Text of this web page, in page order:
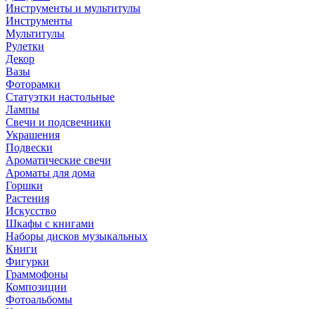
Инструменты и мультитулы
Инструменты
Мультитулы
Рулетки
Декор
Вазы
Фоторамки
Статуэтки настольные
Лампы
Свечи и подсвечники
Украшения
Подвески
Ароматические свечи
Ароматы для дома
Горшки
Растения
Искусство
Шкафы с книгами
Наборы дисков музыкальных
Книги
Фигурки
Граммофоны
Композиции
Фотоальбомы